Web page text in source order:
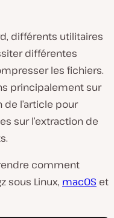
différents utilitaires
différentes
les fichiers.
principalement sur
de l’article pour
sur l’extraction de
comment
sous Linux, macOS et